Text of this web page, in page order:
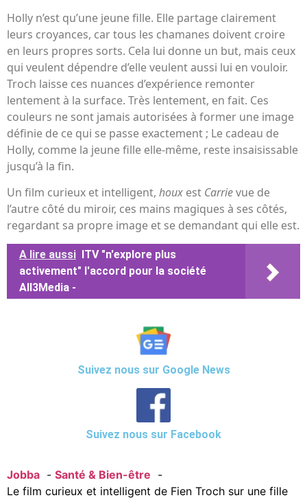
Holly n’est qu’une jeune fille. Elle partage clairement
leurs croyances, car tous les chamanes doivent croire
en leurs propres sorts. Cela lui donne un but, mais ceux
qui veulent dépendre d’elle veulent aussi lui en vouloir.
Troch laisse ces nuances d’expérience remonter
lentement à la surface. Très lentement, en fait. Ces
couleurs ne sont jamais autorisées à former une image
définie de ce qui se passe exactement ; Le cadeau de
Holly, comme la jeune fille elle-même, reste insaisissable
jusqu’à la fin.
Un film curieux et intelligent, houx est Carrievue de
l’autre côté du miroir, ces mains magiques à ses côtés,
regardant sa propre image et se demandant qui elle est.
A lire aussi ITV "n'explore plus
activement" l'accord pour la société
All3Media -
Suivez nous sur Google News
Suivez nous sur Facebook
Jobba
Santé & Bien-être
Le film curieux et intelligent de Fien Troch sur une fille